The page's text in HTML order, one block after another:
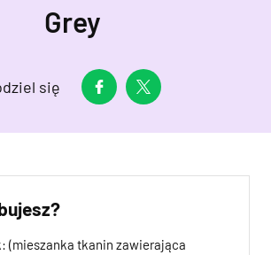
Grey
się
(mieszanka tkanin zawierająca